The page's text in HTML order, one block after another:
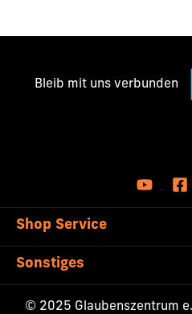
Bleib mit uns verbunden
Shop Service
Sonstiges
© 2025 Glaubenszentrum